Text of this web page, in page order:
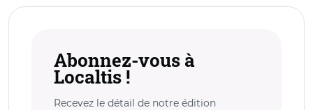
Abonnez-vous à
Localtis !
Recevez le détail de notre édition